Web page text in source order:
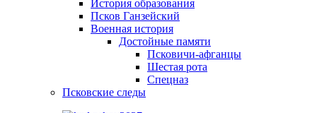
История образования
Псков Ганзейский
Военная история
Достойные памяти
Псковичи-афганцы
Шестая рота
Спецназ
Псковские следы